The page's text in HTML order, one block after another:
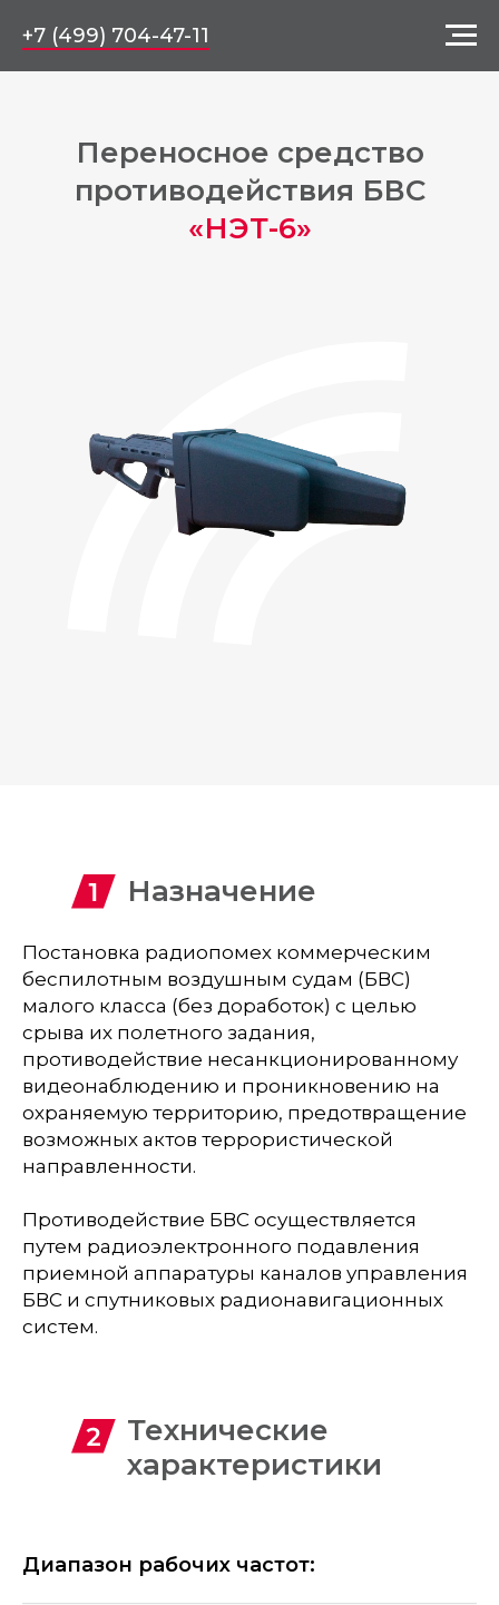
+7 (499) 704-47-11
Переносное средство
противодействия БВС
«НЭТ-6»
Назначение
Постановка радиопомех коммерческим
беспилотным воздушным судам (БВС)
малого класса (без доработок) с целью
срыва их полетного задания,
противодействие несанкционированному
видеонаблюдению и проникновению на
охраняемую территорию, предотвращение
возможных актов террористической
направленности.
Противодействие БВС осуществляется
путем радиоэлектронного подавления
приемной аппаратуры каналов управления
БВС и спутниковых радионавигационных
систем.
Технические
характеристики
Диапазон рабочих частот: